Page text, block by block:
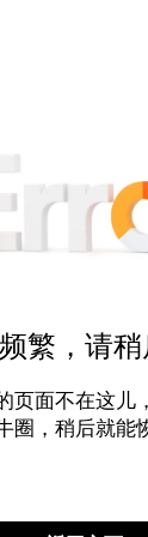
繁，请
页面不在这儿
圈，稍后就能